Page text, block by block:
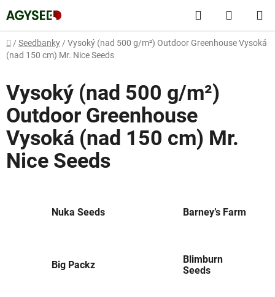
na
obsah
Hledat
KOŠÍK
Domů
/ Seedbanky / Vysoký (nad 500 g/m²) Outdoor Greenhouse Vysoká
(nad 150 cm) Mr. Nice Seeds
Vysoký (nad 500 g/m²)
Outdoor Greenhouse
Vysoká (nad 150 cm) Mr.
Nice Seeds
Nuka Seeds Barney’s Farm
Big Packz
Blimburn
Seeds